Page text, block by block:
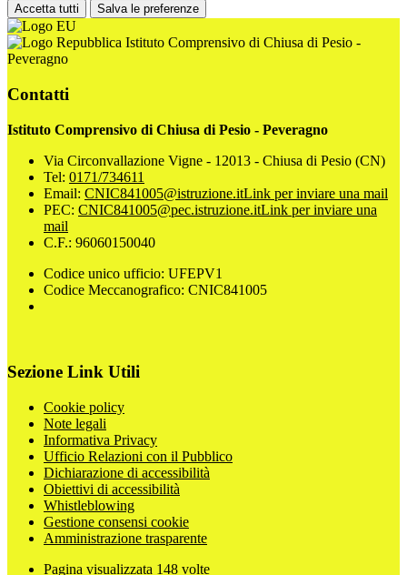
Accetta tutti Salva le preferenze
Istituto Comprensivo di Chiusa di Pesio -
Peveragno
Contatti
Istituto Comprensivo di Chiusa di Pesio - Peveragno
Via Circonvallazione Vigne - 12013 - Chiusa di Pesio (CN)
Tel: 0171/734611
Email: CNIC841005@istruzione.itLink per inviare una mail
PEC: CNIC841005@pec.istruzione.itLink per inviare una
mail
C.F.: 96060150040
Codice unico ufficio: UFEPV1
Codice Meccanografico: CNIC841005
Sezione Link Utili
Cookie policy
Note legali
Informativa Privacy
Ufficio Relazioni con il Pubblico
Dichiarazione di accessibilità
Obiettivi di accessibilità
Whistleblowing
Gestione consensi cookie
Amministrazione trasparente
Pagina visualizzata 148 volte